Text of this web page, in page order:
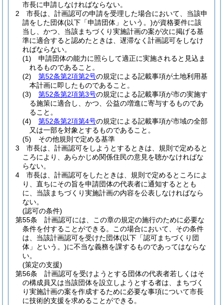
市長に申請しなければならない。
2
市長は、計画認可の申請を受理した場合において、当該申
請をした団体(以下「申請団体」という。)が資格要件に該
当し、かつ、当該まちづくり実施計画の案が次に掲げる基
準に適合すると認めたときは、遅滞なく計画認可をしなけ
ればならない。
(1)
申請団体の能力に照らして適正に実施されると見込ま
れるものであること。
(2)
第52条第2項第2号の規定による記載事項が土地利用基
本計画に即したものであること。
(3)
第52条第2項第3号の規定による記載事項が市の実施す
る施策に適合し、かつ、公益の増進に寄与するものであ
ること。
(4)
第52条第2項第4号の規定による記載事項が市域の全部
又は一部を対象とするものであること。
(5)
その他規則で定める基準
3
市長は、計画認可をしようとするときは、規則で定めると
ころにより、あらかじめ関係住民の意見を聴かなければな
らない。
4
市長は、計画認可をしたときは、規則で定めるところによ
り、直ちにその旨を申請団体の代表者に通知するととも
に、当該まちづくり実施計画の内容を公表しなければなら
ない。
(認可の条件)
第55条
計画認可には、この章の規定の施行のために必要な
条件を付することができる。
この場合において、その条件
は、当該計画認可を受けた団体(以下「認可まちづくり団
体」という。)に不当な義務を課するものであってはならな
い。
(策定の支援)
第56条
計画認可を受けようとする団体の代表者若しくはそ
の構成員又は当該団体を設立しようとする者は、まちづく
り実施計画の案を作成するために必要な事項について市長
に技術的支援を求めることができる。